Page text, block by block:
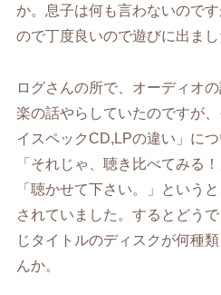
か。息子は何も言わないので
ので丁度良いので遊びに出まし
ログさんの所で、オーディオ
楽の話やらしていたのですが
イスペックCD,LPの違い」につ
「それじゃ、聴き比べてみる
「聴かせて下さい。」という
されていました。するとどう
じタイトルのディスクが何種
んか。